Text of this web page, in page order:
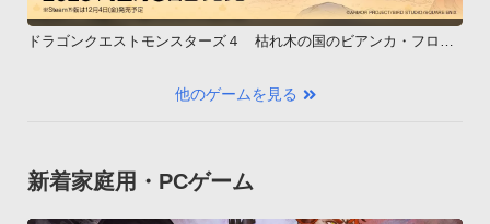
ドラゴンクエストモンスターズ４ 枯れ木の国のビアンカ・フロー
他のゲームを見る
新着家庭用・PCゲーム